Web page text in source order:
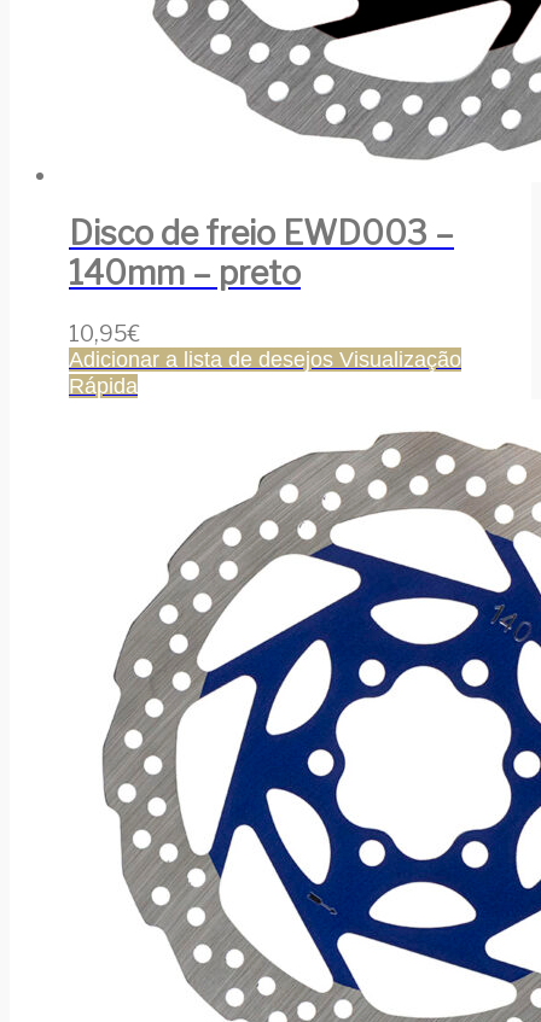
Disco de freio EWD003 –
140mm – preto
10,95€
Adicionar a lista de desejos Visualização
Rápida